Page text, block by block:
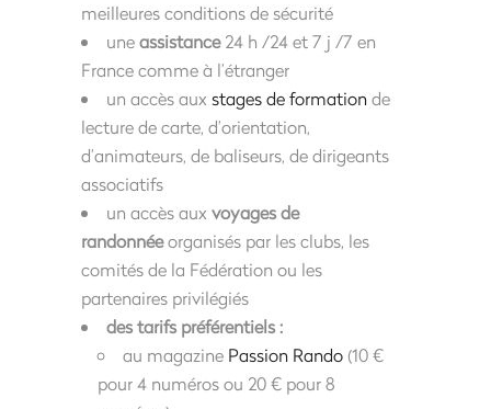
meilleures conditions de sécurité
uneassistance24 h /24 et 7 j /7 en
France comme à l’étranger
un accès aux stages de formationde
lecture de carte, d’orientation,
d’animateurs, de baliseurs, de dirigeants
associatifs
un accès aux voyages de
randonnéeorganisés par les clubs, les
comités de la Fédération ou les
partenaires privilégiés
des tarifs préférentiels :
au magazine Passion Rando (10 €
pour 4 numéros ou 20 € pour 8